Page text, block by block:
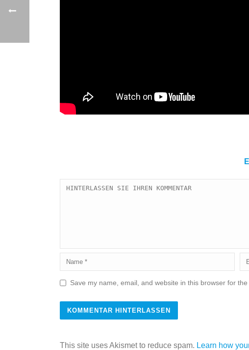
Save my name, email, and website in this browser for
This site uses Akismet to reduce spam. Learn how